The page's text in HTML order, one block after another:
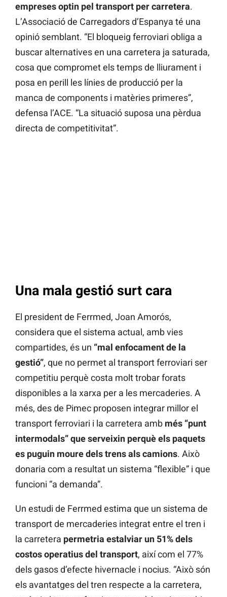
empreses optin pel transport per carretera.
L’Associació de Carregadors d’Espanya té una
opinió semblant. “El bloqueig ferroviari obliga a
buscar alternatives en una carretera ja saturada,
cosa que compromet els temps de lliurament i
posa en perill les línies de producció per la
manca de components i matèries primeres”,
defensa l’ACE. “La situació suposa una pèrdua
directa de competitivitat”.
Una mala gestió surt cara
El president de Ferrmed, Joan Amorós,
considera que el sistema actual, amb vies
compartides, és un “mal enfocament de la
gestió”, que no permet al transport ferroviari ser
competitiu perquè costa molt trobar forats
disponibles a la xarxa per a les mercaderies. A
més, des de Pimec proposen integrar millor el
transport ferroviari i la carretera amb més “punt
intermodals” que serveixin perquè els paquets
es puguin moure dels trens als camions. Això
donaria com a resultat un sistema “flexible” i que
funcioni “a demanda”.
Un estudi de Ferrmed estima que un sistema de
transport de mercaderies integrat entre el tren i
la carretera permetria estalviar un 51% dels
costos operatius del transport, així com el 77%
dels gasos d’efecte hivernacle i nocius. “Això són
els avantatges del tren respecte a la carretera,